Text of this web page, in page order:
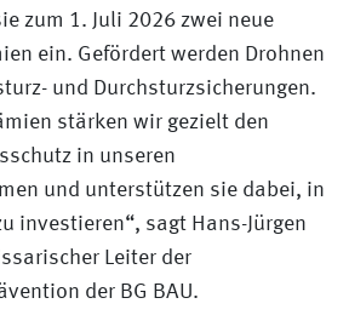
zum 1. Juli 2026 zwei neue
ein. Gefördert werden Drohnen
und Durchsturzsicherungen.
stärken wir gezielt den
in unseren
und unterstützen sie dabei, in
investieren“, sagt Hans-Jürgen
Leiter der
der BG BAU.